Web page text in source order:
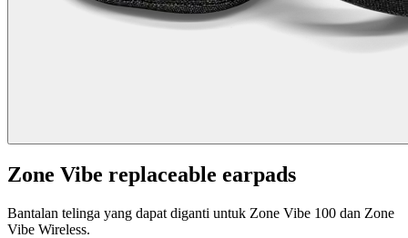
Zone Vibe replaceable earpads
Bantalan telinga yang dapat diganti untuk Zone Vibe 100 dan Zone
Vibe Wireless.